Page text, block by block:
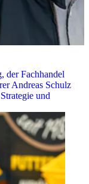
der Fachhandel
Andreas Schulz
und